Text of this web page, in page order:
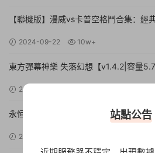
【聯機版】漫威vs卡普空格鬥合集：經
Collection: Arcade Classics
2024-09-22 10w+
東方彈幕神樂 失落幻想【v1.4.2|容量
2024-09-21
永恒之花：心之所向【更新15588738|
2024-09-17
站點公告